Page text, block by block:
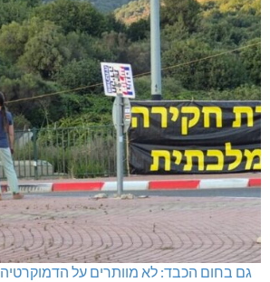
גם בחום הכבד: לא מוותרים על הדמוקרטיה